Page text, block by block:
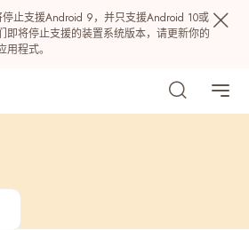
止支援Android 9，并只支援Android 10或
即将停止支援的装置系统版本，请更新你的
程式。